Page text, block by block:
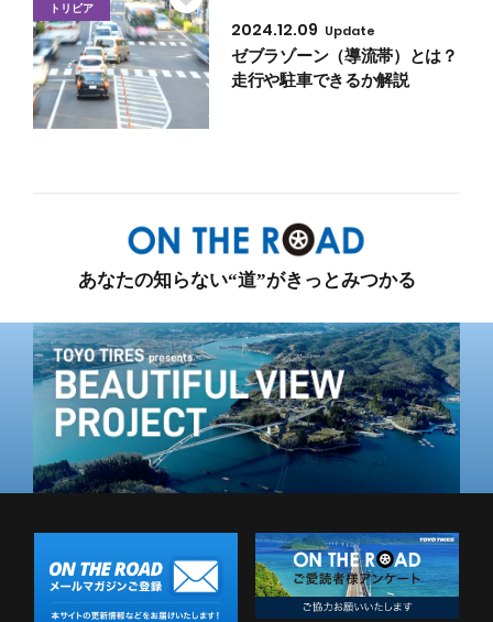
2024.12.09 Update
ゼブラゾーン（導流帯）とは？
走行や駐車できるか解説
トリビア
あなたの知らない“道”がきっとみつかる